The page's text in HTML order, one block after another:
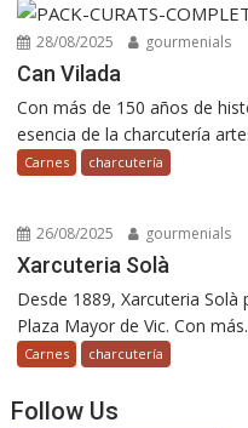
28/08/2025 gourmenials
Can Vilada
Con más de 150 años de
esencia de la charcutería
Carnes charcutería
26/08/2025 gourmenials
Xarcuteria Solà
Desde 1889, Xarcuteria Solà
Plaza Mayor de Vic. Con
Carnes charcutería
Follow Us